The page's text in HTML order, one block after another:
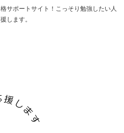
サポートサイト！こっそり勉強したい人
します。